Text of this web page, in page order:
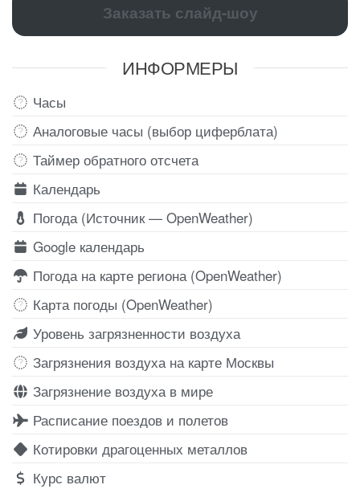
Заказать слайд-шоу
ИНФОРМЕРЫ
Часы
Аналоговые часы (выбор циферблата)
Таймер обратного отсчета
Календарь
Погода (Источник — OpenWeather)
Google календарь
Погода на карте региона (OpenWeather)
Карта погоды (OpenWeather)
Уровень загрязненности воздуха
Загрязнения воздуха на карте Москвы
Загрязнение воздуха в мире
Расписание поездов и полетов
Котировки драгоценных металлов
Курс валют